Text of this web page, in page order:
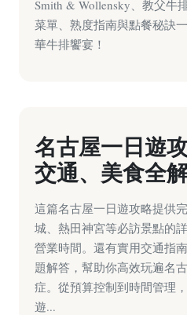
Smith & Wollensky、教父牛
菜單、熟度指南與點餐秘訣
華牛排饗宴！
名古屋一日遊
交通、美食全
這篇名古屋一日遊攻略提供
城、熱田神宮等必訪景點的
營業時間。還有實用交通指
題解答，幫助你高效玩遍名
症。從預算控制到時間管理
遊...